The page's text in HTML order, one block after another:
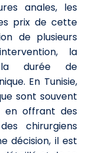
anales, les
prix de cette
de plusieurs
la
durée de
En Tunisie,
sont souvent
en offrant des
chirurgiens
décision, il est